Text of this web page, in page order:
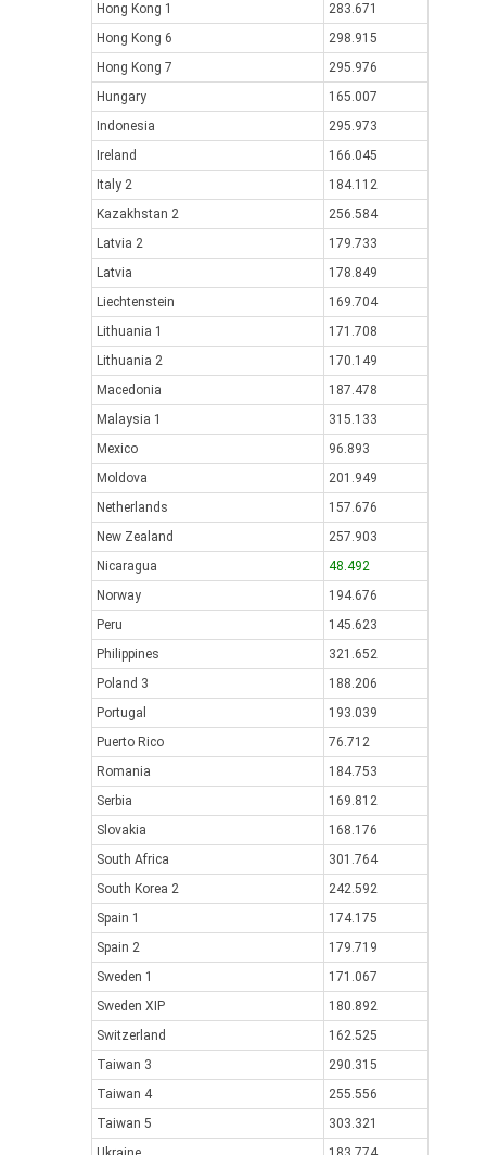
Hong Kong 1
283.671
Hong Kong 6
298.915
Hong Kong 7
295.976
Hungary
165.007
Indonesia
295.973
Ireland
166.045
Italy 2
184.112
Kazakhstan 2
256.584
Latvia 2
179.733
Latvia
178.849
Liechtenstein
169.704
Lithuania 1
171.708
Lithuania 2
170.149
Macedonia
187.478
Malaysia 1
315.133
Mexico
96.893
Moldova
201.949
Netherlands
157.676
New Zealand
257.903
Nicaragua
48.492
Norway
194.676
Peru
145.623
Philippines
321.652
Poland 3
188.206
Portugal
193.039
Puerto Rico
76.712
Romania
184.753
Serbia
169.812
Slovakia
168.176
South Africa
301.764
South Korea 2
242.592
Spain 1
174.175
Spain 2
179.719
Sweden 1
171.067
Sweden XIP
180.892
Switzerland
162.525
Taiwan 3
290.315
Taiwan 4
255.556
Taiwan 5
303.321